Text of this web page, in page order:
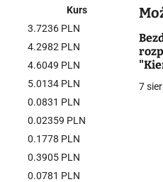
w
i
g
a
7
Kurs
3.7236 PLN
4.2982 PLN
4.6049 PLN
5.0134 PLN
0.0831 PLN
0.02359 PLN
0.1778 PLN
0.3905 PLN
0.0781 PLN